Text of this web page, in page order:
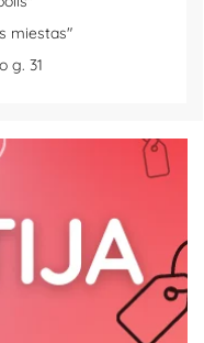
miestas"
g. 31